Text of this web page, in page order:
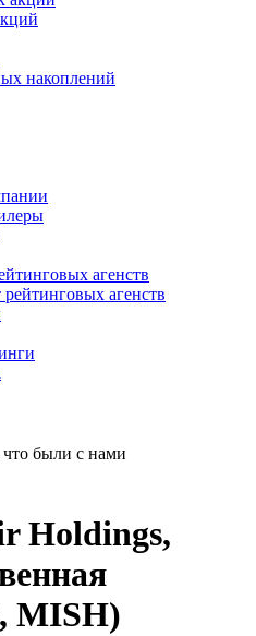
накоплений
агенств
агенств
что были с нами
Holdings,
MISH)